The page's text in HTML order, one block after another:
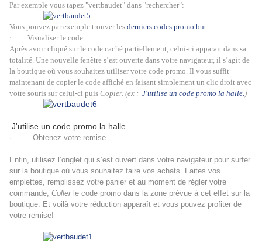
Par exemple vous tapez "vertbaudet" dans "rechercher":
Vous pouvez par exemple trouver les derniers codes promo but.
· Visualiser le code
Après avoir cliqué sur le code caché partiellement, celui-ci apparait dans sa
totalité. Une nouvelle fenêtre s’est ouverte dans votre navigateur, il s’agit de
la boutique où vous souhaitez utiliser votre code promo. Il vous suffit
maintenant de copier le code affiché en faisant simplement un clic droit avec
votre souris sur celui-ci puis Copier. (ex : J'utilise un code promo la halle.)
J'utilise un code promo la halle.
· Obtenez votre remise
Enfin, utilisez l’onglet qui s’est ouvert dans votre navigateur pour surfer
sur la boutique où vous souhaitez faire vos achats. Faites vos
emplettes, remplissez votre panier et au moment de régler votre
commande, Collerle code promo dans la zone prévue à cet effet sur la
boutique. Et voilà votre réduction apparaît et vous pouvez profiter de
votre remise!